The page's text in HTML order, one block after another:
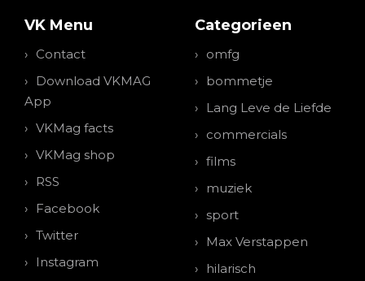
VK Menu
Contact
Download VKMAG
App
VKMag facts
VKMag shop
RSS
Facebook
Twitter
Instagram
Categorieen
omfg
bommetje
Lang Leve de Liefde
commercials
films
muziek
sport
Max Verstappen
hilarisch